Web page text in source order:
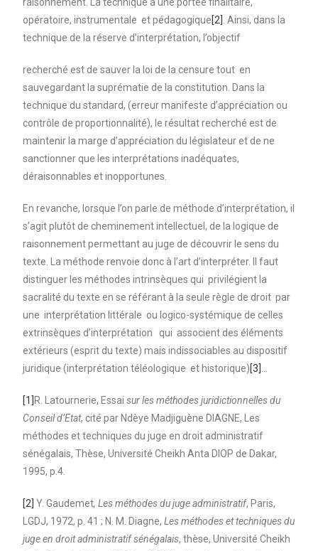
opératoire, instrumentale et pédagogique[2]
. Ainsi, dans la
technique de la réserve d’interprétation, l’objectif
recherché est de sauver la loi de la censure tout en
sauvegardant la suprématie de la constitution. Dans la
technique du standard, (erreur manifeste d’appréciation ou
contrôle de proportionnalité), le résultat recherché est de
maintenir la marge d’appréciation du législateur et de ne
sanctionner que les interprétations inadéquates,
déraisonnables et inopportunes.
En revanche, lorsque l’on parle de méthode d’interprétation, il
s’agit plutôt de cheminement intellectuel, de la logique de
raisonnement permettant au juge de découvrir le sens du
texte. La méthode renvoie donc à l’art d’interpréter. Il faut
distinguer les méthodes intrinsèques qui privilégient la
sacralité du texte en se référant à la seule règle de droit par
une interprétation littérale ou logico-systémique de celles
extrinsèques d’interprétation qui associent des éléments
extérieurs (esprit du texte) mais indissociables au dispositif
juridique (interprétation téléologique et historique)[3]
[1] R. Latournerie, Essai sur les méthodes juridictionnelles du
Conseil d’Etat, cité par Ndèye Madjiguène DIAGNE, Les
méthodes et techniques du juge en droit administratif
sénégalais, Thèse, Université Cheikh Anta DIOP de Dakar,
1995, p.4.
[2] Y. Gaudemet, Les méthodes du juge administratif, Paris,
LGDJ, 1972, p. 41 ; N. M. Diagne,Les méthodes et techniques du
juge en droit administratif sénégalais, thèse, Université Cheikh